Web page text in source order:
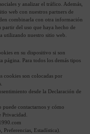
y analizar el tráfico. Además,
web con nuestros partners de
combinarla con otra información
del uso que haya hecho de
utilizando nuestro sitio web.
en su dispositivo si son
página. Para todos los demás tipos
cookies son colocadas por
desde la Declaración de
puede contactarnos y cómo
Privacidad.
Preferencias, Estadística).